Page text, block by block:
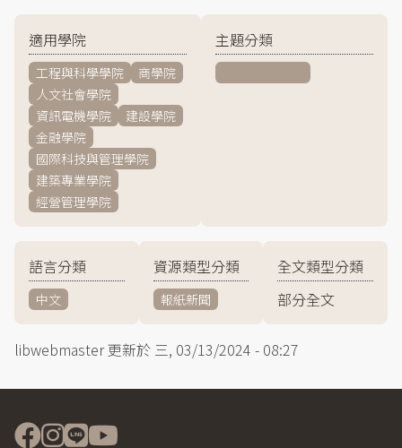
適用學院
工程與科學學院
商學院
人文社會學院
資訊電機學院
建設學院
金融學院
國際科技與管理學院
建築專業學院
經營管理學院
主題分類
語言分類
中文
資源類型分類
報紙新聞
全文類型分類
部分全文
libwebmaster更新於 三, 03/13/2024 - 08:27